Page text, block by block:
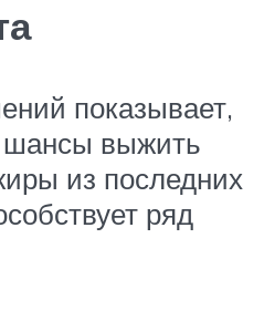
показывает,
выжить
из последних
ряд